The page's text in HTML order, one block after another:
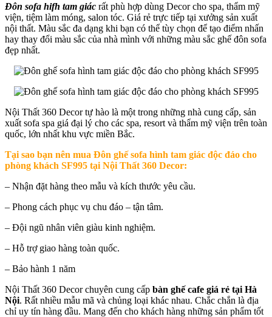
Đôn sofa hifh tam giác rất phù hợp dùng Decor cho spa, thẩm mỹ
viện, tiệm làm móng, salon tóc. Giá rẻ trực tiếp tại xưởng sản xuất
nội thất. Màu sắc đa dạng khi bạn có thể tùy chọn để tạo điểm nhấn
hay thay đổi màu sắc của nhà mình với những màu sắc ghế đôn sofa
đẹp nhất.
Nội Thất 360 Decor tự hào là một trong những nhà cung cấp, sản
xuất sofa spa giá đại lý cho các spa, resort và thẩm mỹ viện trên toàn
quốc, lớn nhất khu vực miền Bắc.
Tại sao bạn nên mua Đôn ghế sofa hình tam giác độc đáo cho
phòng khách SF995 tại Nội Thất 360 Decor:
– Nhận đặt hàng theo mẫu và kích thước yêu cầu.
– Phong cách phục vụ chu đáo – tận tâm.
– Đội ngũ nhân viên giàu kinh nghiệm.
– Hỗ trợ giao hàng toàn quốc.
– Bảo hành 1 năm
Nội Thất 360 Decor chuyên cung cấp bàn ghế cafe giá rẻ tại Hà
Nội. Rất nhiều mẫu mã và chủng loại khác nhau. Chắc chắn là địa
chỉ uy tín hàng đầu. Mang đến cho khách hàng những sản phẩm tốt